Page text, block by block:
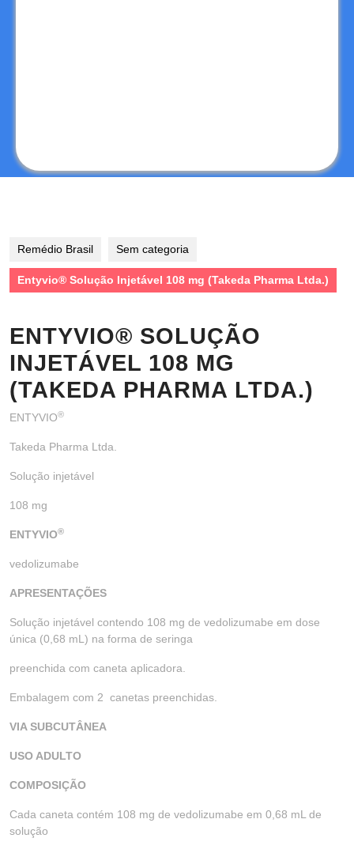
Remédio Brasil Sem categoria
Entyvio® Solução Injetável 108 mg (Takeda Pharma Ltda.)
ENTYVIO® SOLUÇÃO
INJETÁVEL 108 MG
(TAKEDA PHARMA LTDA.)
ENTYVIO®
Takeda Pharma Ltda.
Solução injetável
108 mg
ENTYVIO®
vedolizumabe
APRESENTAÇÕES
Solução injetável contendo 108 mg de vedolizumabe em dose
única (0,68 mL) na forma de seringa
preenchida com caneta aplicadora.
Embalagem com 2 canetas preenchidas.
VIA SUBCUTÂNEA
USO ADULTO
COMPOSIÇÃO
Cada caneta contém 108 mg de vedolizumabe em 0,68 mL de
solução